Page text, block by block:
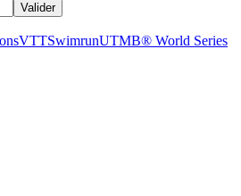
Valider
VTTSwimrunUTMB® World Series